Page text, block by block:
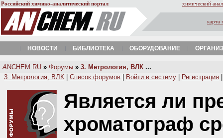
Российский химико-аналитический портал химический
карта
НОВОСТИ БИБЛИОТЕКА ОБОРУДОВАНИЕ
A NCHEM.RU » Форумы » 3. Метрология, ВЛК ...
3. Метрология, ВЛК
Список форумов Войти в систему Регистрация
Является ли
хроматограф